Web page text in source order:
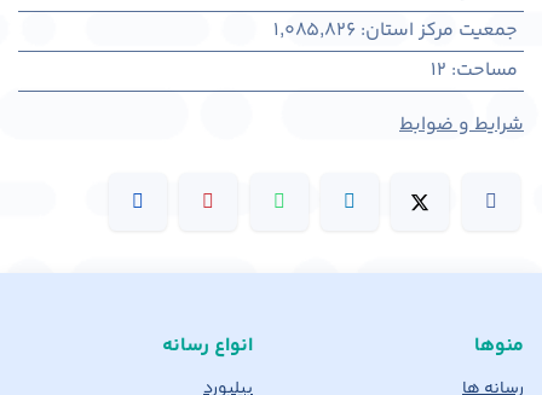
جمعیت مرکز استان:
1,085,826
مساحت:
12
شرایط و ضوابط
منوها
رسانه ها
انواع رسانه
بیلبورد